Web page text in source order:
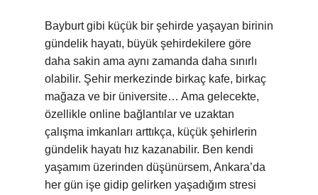
Bayburt gibi küçük bir şehirde yaşayan birinin
gündelik hayatı, büyük şehirdekilere göre
daha sakin ama aynı zamanda daha sınırlı
olabilir. Şehir merkezinde birkaç kafe, birkaç
mağaza ve bir üniversite… Ama gelecekte,
özellikle online bağlantılar ve uzaktan
çalışma imkanları arttıkça, küçük şehirlerin
gündelik hayatı hız kazanabilir. Ben kendi
yaşamım üzerinden düşünürsem, Ankara’da
her gün işe gidip gelirken yaşadığım stresi